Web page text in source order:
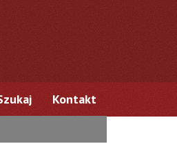
Kontakt